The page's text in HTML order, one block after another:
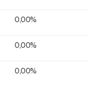
0,00%
0,00%
0,00%